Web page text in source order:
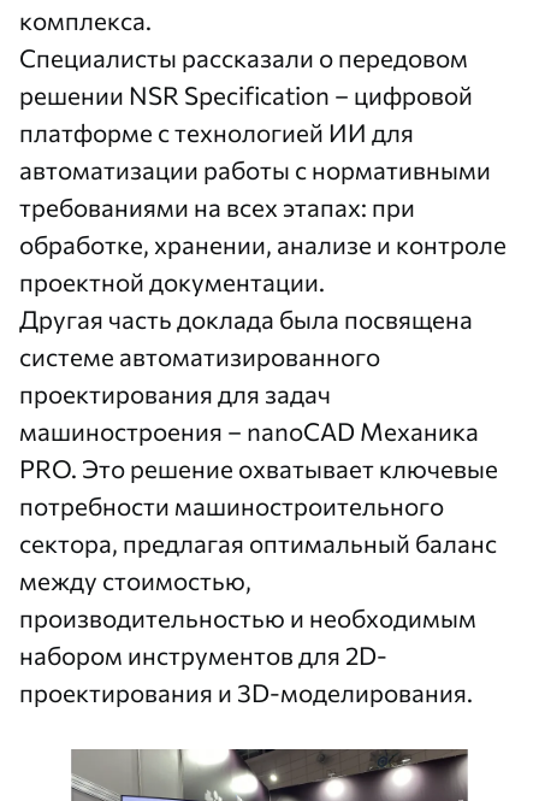
комплекса.
Специалисты рассказали о передовом
решении NSR Specification – цифровой
платформе с технологией ИИ для
автоматизации работы с нормативными
требованиями на всех этапах: при
обработке, хранении, анализе и контроле
проектной документации.
Другая часть доклада была посвящена
системе автоматизированного
проектирования для задач
машиностроения – nanoCAD Механика
PRO. Это решение охватывает ключевые
потребности машиностроительного
сектора, предлагая оптимальный баланс
между стоимостью,
производительностью и необходимым
набором инструментов для 2D-
проектирования и 3D-моделирования.